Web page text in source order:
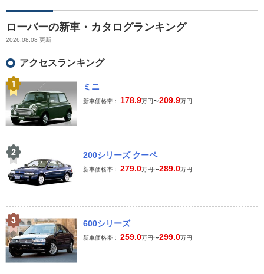
ローバーの新車・カタログランキング
2026.08.08 更新
アクセスランキング
ミニ
新車価格帯： 178.9万円〜209.9万円
200シリーズ クーペ
新車価格帯： 279.0万円〜289.0万円
600シリーズ
新車価格帯： 259.0万円〜299.0万円